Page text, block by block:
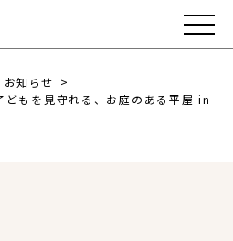
お知らせ
どもを見守れる、お庭のある平屋 in